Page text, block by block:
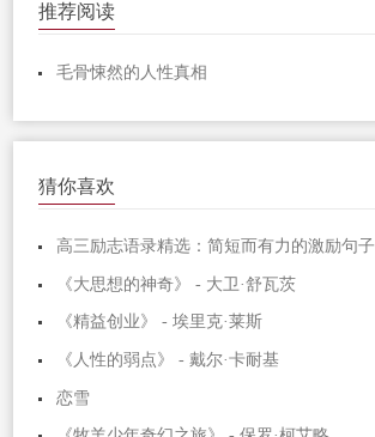
推荐阅读
毛骨悚然的人性真相
猜你喜欢
高三励志语录精选：简短而有力的激励句子
《大思想的神奇》 - 大卫·舒瓦茨
《精益创业》 - 埃里克·莱斯
《人性的弱点》 - 戴尔·卡耐基
恋雪